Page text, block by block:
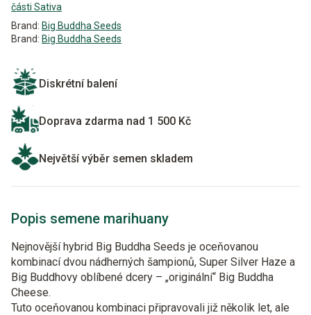
části Sativa
Brand: Big Buddha Seeds
Brand: Big Buddha Seeds
Diskrétní balení
Doprava zdarma nad 1 500 Kč
Největší výběr semen skladem
Popis semene marihuany
Nejnovější hybrid Big Buddha Seeds je oceňovanou
kombinací dvou nádherných šampionů, Super Silver Haze a
Big Buddhovy oblíbené dcery – „originální“ Big Buddha
Cheese.
Tuto oceňovanou kombinaci připravovali již několik let, ale